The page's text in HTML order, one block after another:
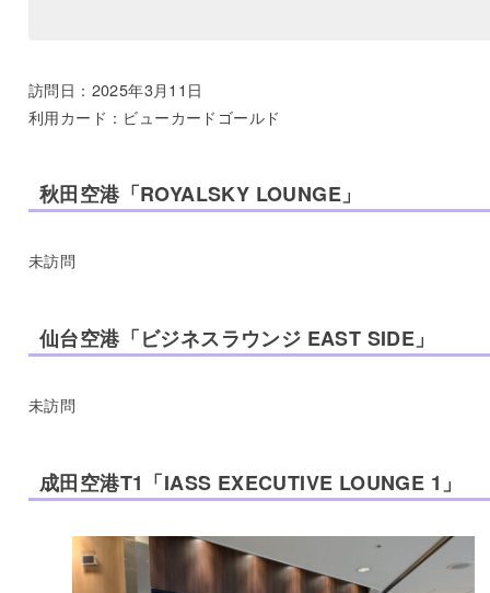
訪問日：2025年3月11日
利用カード：ビューカードゴールド
秋田空港「ROYALSKY LOUNGE」
未訪問
仙台空港「ビジネスラウンジ EAST SIDE」
未訪問
成田空港T1「IASS EXECUTIVE LOUNGE 1」